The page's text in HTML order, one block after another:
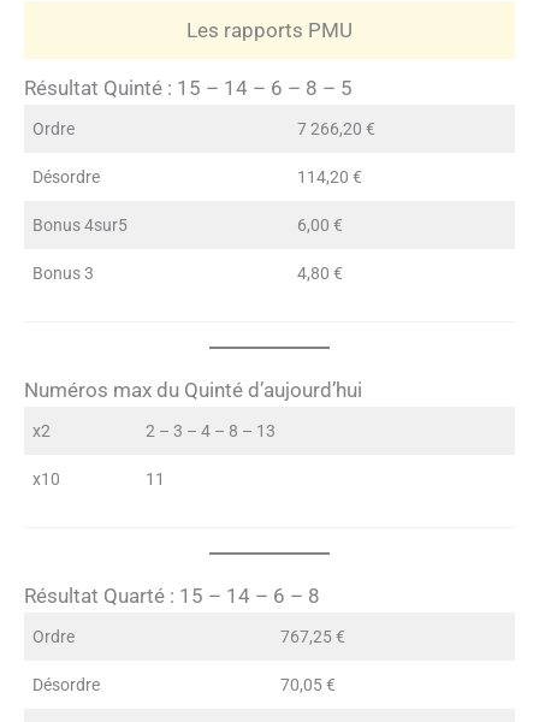
Les rapports PMU
Résultat Quinté : 15 – 14 – 6 – 8 – 5
Ordre 7 266,20 €
Désordre 114,20 €
Bonus 4sur5 6,00 €
Bonus 3 4,80 €
Numéros max du Quinté d’aujourd’hui
x2 2 – 3 – 4 – 8 – 13
x10 11
Résultat Quarté : 15 – 14 – 6 – 8
Ordre 767,25 €
Désordre 70,05 €